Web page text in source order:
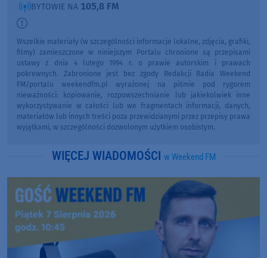
BYTOWIE NA 105,8 FM
Wszelkie materiały (w szczególności informacje lokalne, zdjęcia, grafiki,
filmy) zamieszczone w niniejszym Portalu chronione są przepisami
ustawy z dnia 4 lutego 1994 r. o prawie autorskim i prawach
pokrewnych. Zabronione jest bez zgody Redakcji Radia Weekend
FM/portalu weekendfm.pl wyrażonej na piśmie pod rygorem
nieważności: kopiowanie, rozpowszechnianie lub jakiekolwiek inne
wykorzystywanie w całości lub we fragmentach informacji, danych,
materiałów lub innych treści poza przewidzianymi przez przepisy prawa
wyjątkami, w szczególności dozwolonym użytkiem osobistym.
WIĘCEJ WIADOMOŚCI w Weekend FM